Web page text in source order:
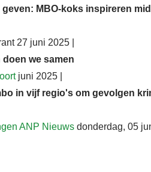
geven: MBO-koks inspireren
27 juni 2025 |
we samen
juni 2025 |
in vijf regio's om gevolgen
ANP Nieuws donderdag, 05